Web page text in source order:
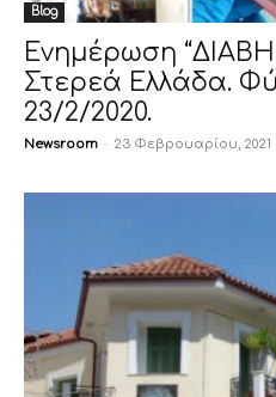
Blog
Ενημέρωση
Στερεά Ελλάδα.
23/2/2020.
Newsroom - 23 Φεβρουαρίου, 2021